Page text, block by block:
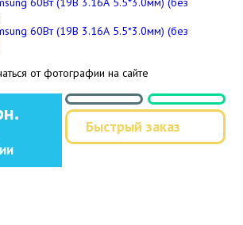
от фотографии на сайте
Быстрый заказ